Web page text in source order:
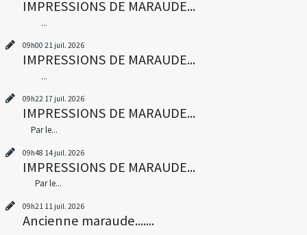
IMPRESSIONS DE MARAUDE...
...
09h00 21 juil. 2026
IMPRESSIONS DE MARAUDE...
...
09h22 17 juil. 2026
IMPRESSIONS DE MARAUDE...
Par le...
09h48 14 juil. 2026
IMPRESSIONS DE MARAUDE...
Par le...
09h21 11 juil. 2026
Ancienne maraude.......